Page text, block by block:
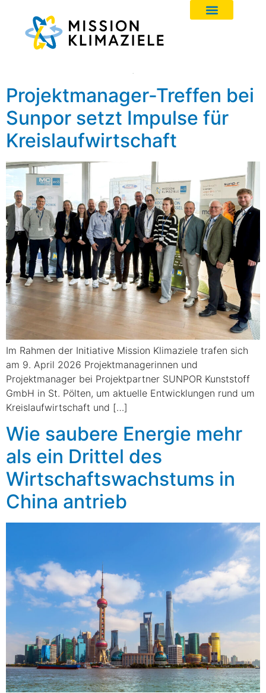
Projektmanager-Treffen bei
Sunpor setzt Impulse für
Kreislaufwirtschaft
Im Rahmen der Initiative Mission Klimaziele trafen sich
am 9. April 2026 Projektmanagerinnen und
Projektmanager bei Projektpartner SUNPOR Kunststoff
GmbH in St. Pölten, um aktuelle Entwicklungen rund um
Kreislaufwirtschaft und […]
Wie saubere Energie mehr
als ein Drittel des
Wirtschaftswachstums in
China antrieb